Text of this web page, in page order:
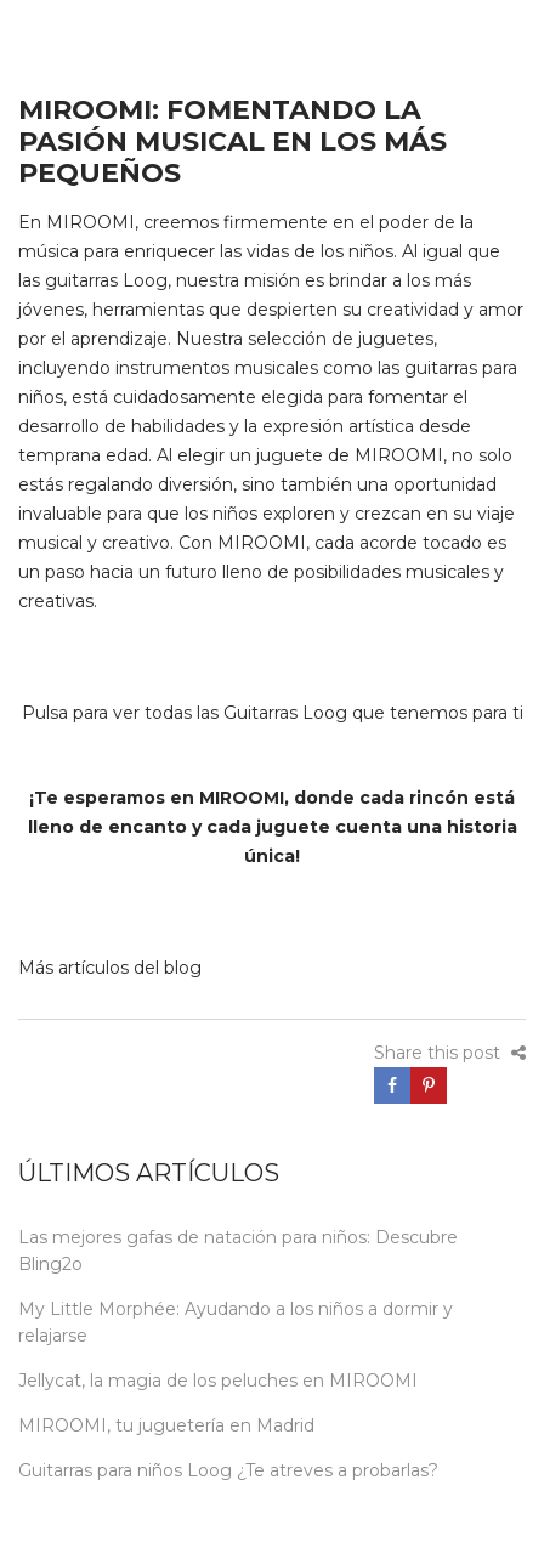
MIROOMI: FOMENTANDO LA
PASIÓN MUSICAL EN LOS MÁS
PEQUEÑOS
En MIROOMI, creemos firmemente en el poder de la
música para enriquecer las vidas de los niños. Al igual que
las guitarras Loog, nuestra misión es brindar a los más
jóvenes, herramientas que despierten su creatividad y amor
por el aprendizaje. Nuestra selección de juguetes,
incluyendo instrumentos musicales como las guitarras para
niños, está cuidadosamente elegida para fomentar el
desarrollo de habilidades y la expresión artística desde
temprana edad. Al elegir un juguete de MIROOMI, no solo
estás regalando diversión, sino también una oportunidad
invaluable para que los niños exploren y crezcan en su viaje
musical y creativo. Con MIROOMI, cada acorde tocado es
un paso hacia un futuro lleno de posibilidades musicales y
creativas.
Pulsa para ver todas las Guitarras Loog que tenemos para ti
¡Te esperamos en MIROOMI, donde cada rincón está
lleno de encanto y cada juguete cuenta una historia
única!
Más artículos del blog
Share this post
ÚLTIMOS ARTÍCULOS
Las mejores gafas de natación para niños: Descubre
Bling2o
My Little Morphée: Ayudando a los niños a dormir y
relajarse
Jellycat, la magia de los peluches en MIROOMI
MIROOMI, tu juguetería en Madrid
Guitarras para niños Loog ¿Te atreves a probarlas?